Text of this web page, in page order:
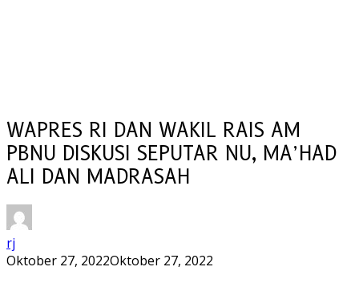
WAPRES RI DAN WAKIL RAIS AM
PBNU DISKUSI SEPUTAR NU, MA’HAD
ALI DAN MADRASAH
rj
Oktober 27, 2022Oktober 27, 2022